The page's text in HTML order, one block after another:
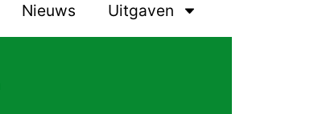
Nieuws Uitgaven